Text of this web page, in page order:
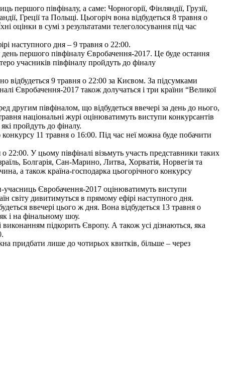
першого півфіналу, а саме: Чорногорії, Фінляндії, Грузії,
Греції та Польщі. Цьогоріч вона відбудеться 8 травня о
оцінки в сумі з результатами телеголосування під час
наступного дня – 9 травня о 22:00.
день першого півфіналу Євробачення-2017. Це буде остання
учасників півфіналу пройдуть до фіналу
9 травня о 22:00 за Києвом. За підсумками
Євробачення-2017 також долучаться і три країни “Великої
другим півфіналом, що відбудеться ввечері за день до нього,
національні журі оцінюватимуть виступи конкурсантів
пройдуть до фіналу.
конкурсу 11 травня о 16:00. Під час неї можна буде побачити
У цьому півфіналі візьмуть участь представники таких
Болгарія, Сан-Марино, Литва, Хорватія, Норвегія та
а також країна-господарка цьогорічного конкурсу
учасниць Євробачення-2017 оцінюватимуть виступи
світу дивитимуться в прямому ефірі наступного дня.
ввечері цього ж дня. Вона відбудеться 13 травня о
і на фінальному шоу.
підкорить Європу. А також усі дізнаються, яка
придбати лише до чотирьох квитків, більше – через